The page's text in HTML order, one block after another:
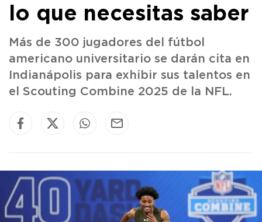
lo que necesitas saber
Más de 300 jugadores del fútbol
americano universitario se darán cita en
Indianápolis para exhibir sus talentos en
el Scouting Combine 2025 de la NFL.